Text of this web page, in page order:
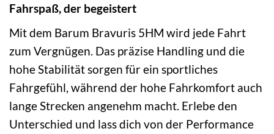
Fahrspaß, der begeistert
Mit dem Barum Bravuris 5HM wird jede Fahrt
zum Vergnügen. Das präzise Handling und die
hohe Stabilität sorgen für ein sportliches
Fahrgefühl, während der hohe Fahrkomfort auch
lange Strecken angenehm macht. Erlebe den
Unterschied und lass dich von der Performance